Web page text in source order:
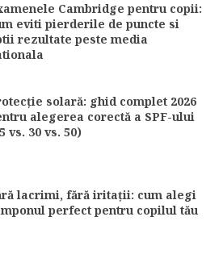
Cambridge pentru copii:
eviti pierderile de puncte si
rezultate peste media
solară: ghid complet 2026
alegerea corectă a SPF-ului
vs. 30 vs. 50)
lacrimi, fără iritații: cum alegi
perfect pentru copilul tău